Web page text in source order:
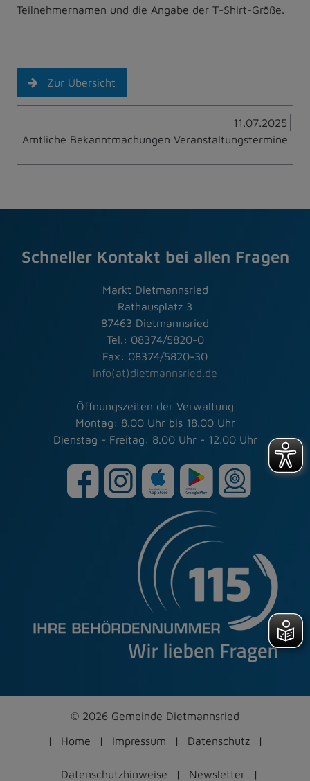
Teilnehmernamen und die Angabe der T-Shirt-Größe.
Zur Übersicht
11.07.2025
Amtliche Bekanntmachungen Veranstaltungstermine
Schneller Kontakt bei allen Fragen
Markt Dietmannsried
Rathausplatz 3
87463 Dietmannsried
Tel.: 08374/5820-0
Fax: 08374/5820-30
info(at)dietmannsried.de
Öffnungszeiten der Verwaltung
Montag: 8.00 Uhr bis 18.00 Uhr
Dienstag - Freitag: 8.00 Uhr - 12.00 Uhr
© 2026 Gemeinde Dietmannsried
Home
Impressum Datenschutz
Datenschutzhinweise Newsletter